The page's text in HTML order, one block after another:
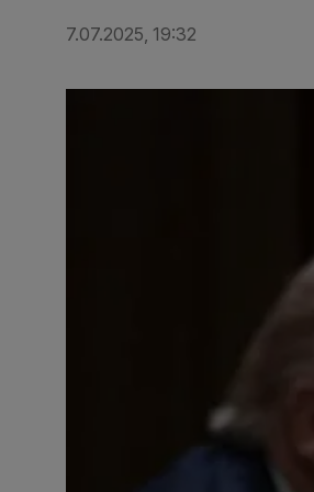
7.07.2025, 19:32